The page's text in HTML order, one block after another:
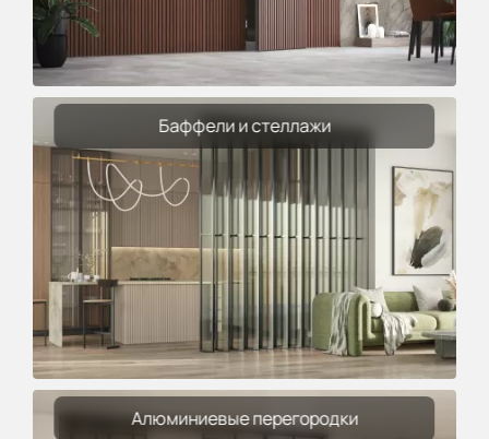
Баффели и стеллажи
Алюминиевые перегородки